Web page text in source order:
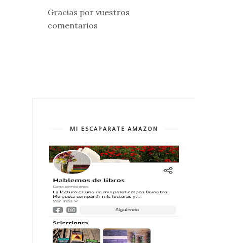
Gracias por vuestros
comentarios
MI ESCAPARATE AMAZON